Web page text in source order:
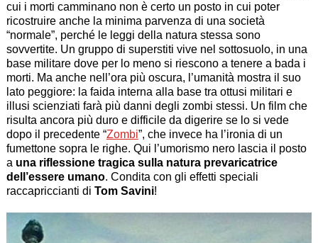
cui i morti camminano non è certo un posto in cui poter
ricostruire anche la minima parvenza di una società
“normale”, perché le leggi della natura stessa sono
sovvertite. Un gruppo di superstiti vive nel sottosuolo, in una
base militare dove per lo meno si riescono a tenere a bada i
morti. Ma anche nell’ora più oscura, l’umanità mostra il suo
lato peggiore: la faida interna alla base tra ottusi militari e
illusi scienziati farà più danni degli zombi stessi. Un film che
risulta ancora più duro e difficile da digerire se lo si vede
dopo il precedente “Zombi”, che invece ha l’ironia di un
fumettone sopra le righe. Qui l’umorismo nero lascia il posto
a una riflessione tragica sulla natura prevaricatrice
dell’essere umano. Condita con gli effetti speciali
raccapriccianti di Tom Savini!